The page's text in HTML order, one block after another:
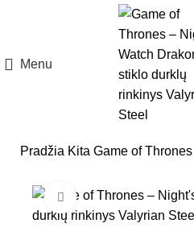
Menu
Pradžia Kita Game of
Click to enlarge